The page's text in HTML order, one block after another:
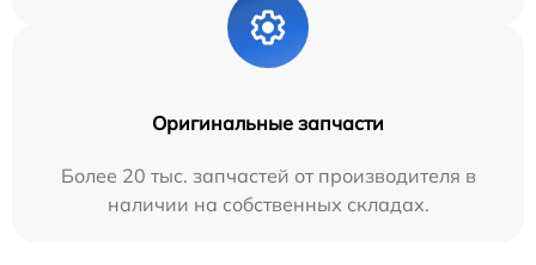
Оригинальные запчасти
Более 20 тыс. запчастей от производителя в
наличии на собственных складах.